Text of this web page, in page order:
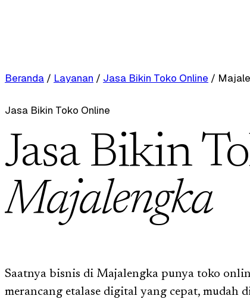
Beranda / Layanan / Jasa Bikin Toko Online /
Jasa Bikin Toko Online
Jasa Bikin
Majalengka
Saatnya bisnis di Majalengka punya toko
merancang etalase digital yang cepat, mudah